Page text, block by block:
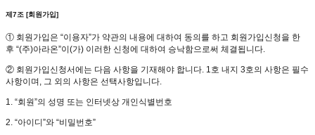
제7조 [회원가입]
① 회원가입은 “이용자”가 약관의 내용에 대하여 동의를 하고 회원가입신청을 한
후 “(주)아라온”이(가) 이러한 신청에 대하여 승낙함으로써 체결됩니다.
② 회원가입신청서에는 다음 사항을 기재해야 합니다. 1호 내지 3호의 사항은 필수
사항이며, 그 외의 사항은 선택사항입니다.
1. “회원”의 성명 또는 인터넷상 개인식별번호
2. “아이디”와 “비밀번호”